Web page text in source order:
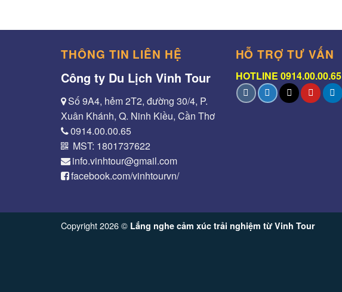
THÔNG TIN LIÊN HỆ
Công ty Du Lịch Vinh Tour
Số 9A4, hẻm 2T2, đường 30/4, P.
Xuân Khánh, Q. Ninh Kiều, Cần Thơ
0914.00.00.65
MST: 1801737622
info.vinhtour@gmail.com
facebook.com/vinhtourvn/
HỖ TRỢ TƯ VẤN
HOTLINE 0914.00.00.65
Copyright 2026 © Lắng nghe cảm xúc trải nghiệm từ Vinh Tour